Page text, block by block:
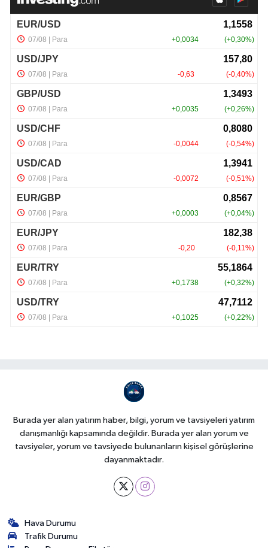
Burada yer alan yatırım haber, bilgi, yorum ve tavsiyeleri yatırım
danışmanlığı kapsamında değildir. Burada yer alan yorum ve
tavsiyeler, yorum ve tavsiyede bulunanların kişisel görüşlerine
dayanmaktadır.
Hava Durumu
Trafik Durumu